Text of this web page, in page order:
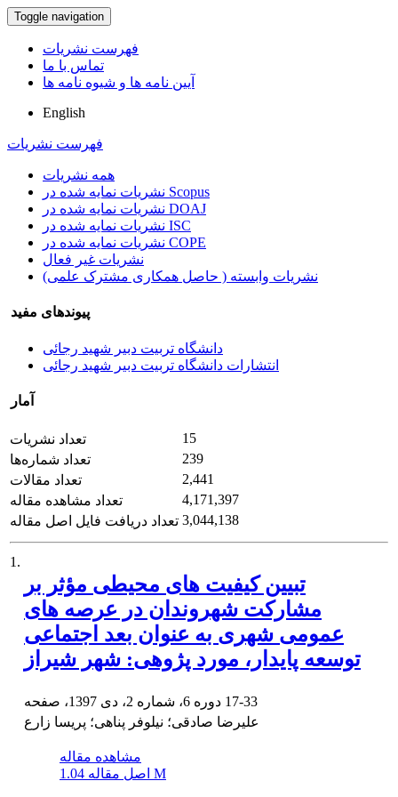
Toggle navigation
فهرست نشریات
تماس با ما
آیین نامه ها و شیوه نامه ها
English
فهرست نشریات
همه نشریات
نشریات نمایه شده در Scopus
نشریات نمایه شده در DOAJ
نشریات نمایه شده در ISC
نشریات نمایه شده در COPE
نشریات غیر فعال
نشریات وابسته ( حاصل همکاری مشترک علمی)
پیوندهای مفید
دانشگاه تربیت دبیر شهید رجائی
انتشارات دانشگاه تربیت دبیر شهید رجائی
آمار
تعداد نشریات
15
تعداد شماره‌ها
239
تعداد مقالات
2,441
تعداد مشاهده مقاله
4,171,397
تعداد دریافت فایل اصل مقاله 3,044,138
1.
تبیین کیفیت های محیطی مؤثر بر
مشارکت شهروندان در عرصه های
عمومی شهری به عنوان بعد اجتماعی
توسعه پایدار، مورد پژوهی: شهر شیراز
17-33
علیرضا صادقی؛ نیلوفر پناهی؛ پریسا زارع
مشاهده مقاله
اصل مقاله 1.04 M